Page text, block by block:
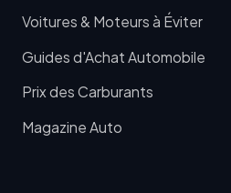
Voitures & Moteurs à Éviter
Guides d'Achat Automobile
Prix des Carburants
Magazine Auto